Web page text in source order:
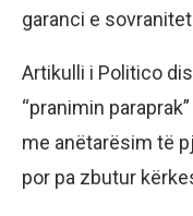
garanci e
Artikulli i Politico
“pranimin
me anëtarësim të
por pa zbutur